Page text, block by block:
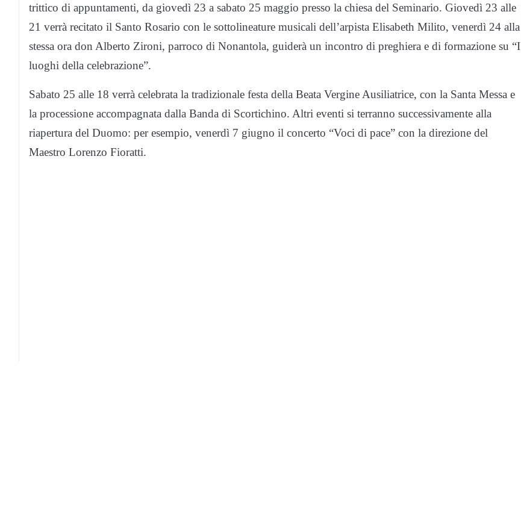
trittico di appuntamenti, da giovedì 23 a sabato 25 maggio presso la chiesa del Seminario. Giovedì 23 alle
21 verrà recitato il Santo Rosario con le sottolineature musicali dell’arpista Elisabeth Milito, venerdì 24 alla
stessa ora don Alberto Zironi, parroco di Nonantola, guiderà un incontro di preghiera e di formazione su “I
luoghi della celebrazione”.
Sabato 25 alle 18 verrà celebrata la tradizionale festa della Beata Vergine Ausiliatrice, con la Santa Messa e
la processione accompagnata dalla Banda di Scortichino. Altri eventi si terranno successivamente alla
riapertura del Duomo: per esempio, venerdì 7 giugno il concerto “Voci di pace” con la direzione del
Maestro Lorenzo Fioratti.